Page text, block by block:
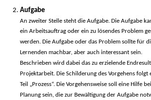
Aufgabe
An zweiter Stelle steht die Aufgabe. Die Aufgabe
ein Arbeitsauftrag oder ein zu lösendes Problem
werden. Die Aufgabe oder das Problem sollte für
Lernenden machbar, aber auch interessant sein.
Beschrieben wird dabei das zu erzielende
Projektarbeit. Die Schilderung des Vorgehens folgt
Teil „Prozess“. Die Vorgehensweise soll eine Hilfe
Planung sein, die zur Bewältigung der Aufgabe